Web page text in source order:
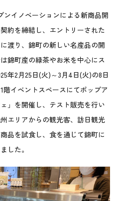
ンイノベーションによる新商品開
約を締結し、エントリーされた
渡り、錦町の新しい名産品の開
錦町産の緑茶やお米を中心にス
年2月25日(火)～3月4日(火)の8日
イベントスペースにてポップア
」を開催し、テスト販売を行い
エリアからの観光客、訪日観光
品を試食し、食を通じて錦町に
した。